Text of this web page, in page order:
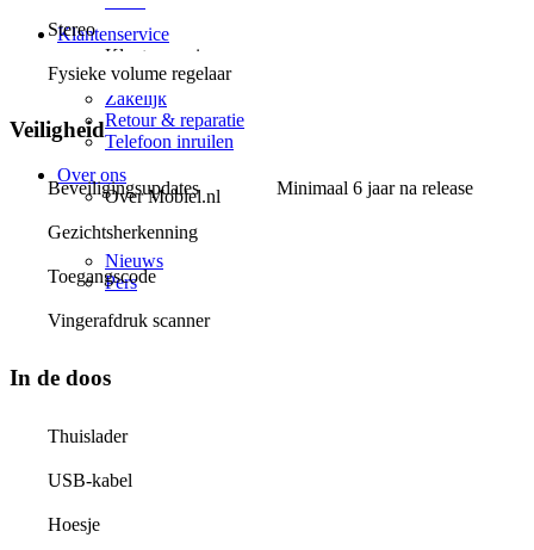
Klantenservice
Klantenservice
Vragen & contact
Zakelijk
Retour & reparatie
Telefoon inruilen
Over ons
Over Mobiel.nl
Vacatures
Nieuws
Pers
Stereo
Fysieke volume regelaar
Veiligheid
Beveiligingsupdates Minimaal 6 jaar na release
Gezichtsherkenning
Toegangscode
Vingerafdruk scanner
In de doos
Thuislader
USB-kabel
Hoesje